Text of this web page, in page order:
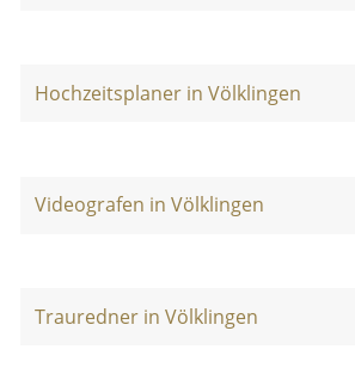
Hochzeitsplaner in Völklingen
Videografen in Völklingen
Trauredner in Völklingen